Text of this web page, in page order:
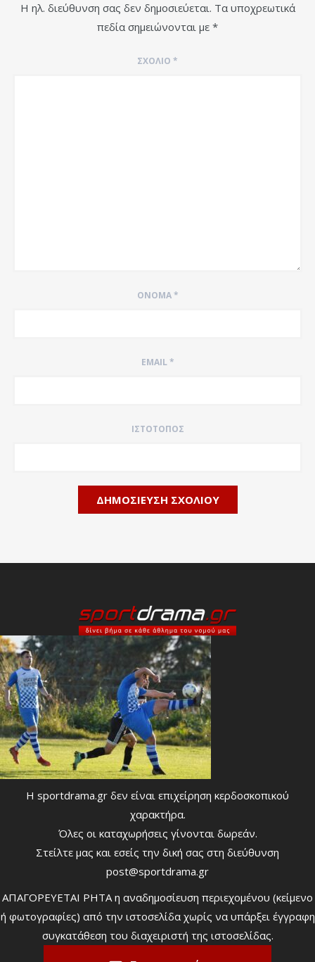
Η ηλ. διεύθυνση σας δεν δημοσιεύεται. Τα υποχρεωτικά
πεδία σημειώνονται με *
ΣΧΌΛΙΟ *
ΌΝΟΜΑ*
EMAIL*
ΙΣΤΌΤΟΠΟΣ
Η sportdrama.gr δεν είναι επιχείρηση κερδοσκοπικού
χαρακτήρα.
Όλες οι καταχωρήσεις γίνονται δωρεάν.
Στείλτε μας και εσείς την δική σας στη διεύθυνση
post@sportdrama.gr
ΑΠΑΓΟΡΕΥΕΤΑΙ ΡΗΤΑ η αναδημοσίευση περιεχομένου (κείμενο
ή φωτογραφίες) από την ιστοσελίδα χωρίς να υπάρξει έγγραφη
συγκατάθεση του διαχειριστή της ιστοσελίδας.